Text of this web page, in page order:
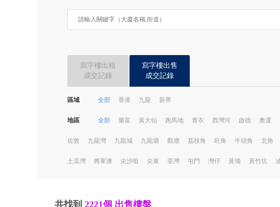
寫字樓出租
成交記錄
寫字樓出售
成交記錄
區域 全部 香港 九龍 新界
地區 全部 樂富 黃大仙 跑馬地 青衣 西灣河 啟德 奧運
佐敦 九龍灣 九龍城 九龍塘 觀塘 荔枝角 旺角 牛頭角 北角
土瓜灣 將軍澳 尖沙咀 尖東 荃灣 屯門 灣仔 黃埔 黃竹坑
共找到 2221個 出售樓盤